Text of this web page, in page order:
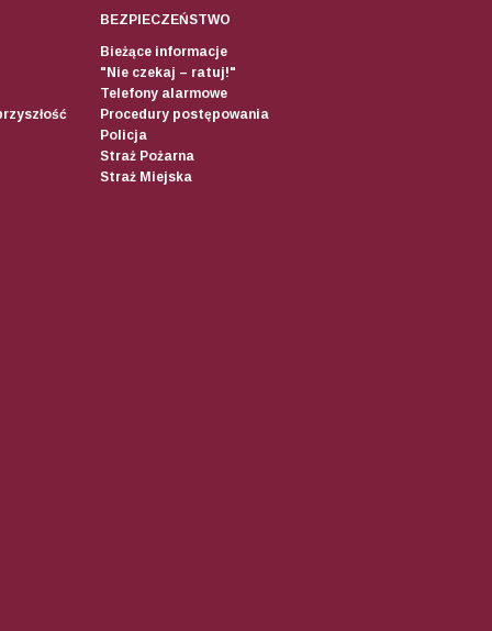
BEZPIECZEŃSTWO
Bieżące informacje
"Nie czekaj – ratuj!"
Telefony alarmowe
Procedury postępowania
Policja
Straż Pożarna
Straż Miejska